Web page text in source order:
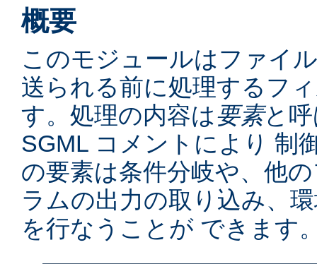
概要
このモジュールはファイ
送られる前に処理するフ
す。処理の内容は要素と
SGML コメントにより 制
の要素は条件分岐や、他
ラムの出力の取り込み、
を行なうことが できます